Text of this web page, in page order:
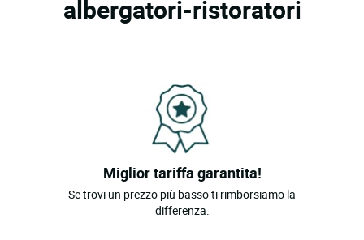
albergatori-ristoratori
Miglior tariffa garantita!
Se trovi un prezzo più basso ti rimborsiamo la
differenza.